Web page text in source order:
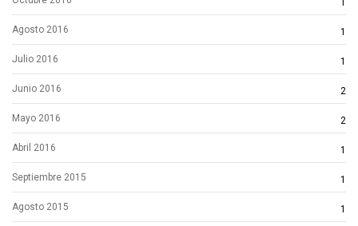
1
Agosto 2016 1
Julio 2016 1
Junio 2016 2
Mayo 2016 2
Abril 2016 1
Septiembre 2015 1
Agosto 2015 1